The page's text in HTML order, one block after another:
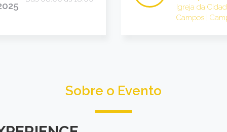
Igreja da
Campos |
Sobre o Evento